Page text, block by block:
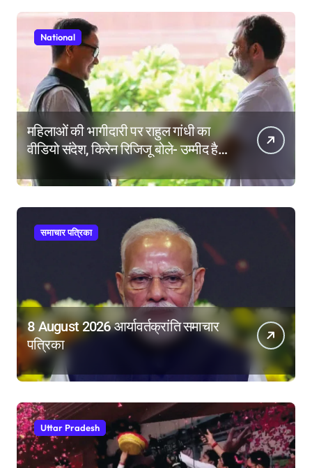
National
महिलाओं की भागीदारी पर राहुल गांधी का
वीडियो संदेश, किरेन रिजिजू बोले- उम्मीद है
महिला आरक्षण बिल का बिना शर्त करेंगे
समर्थन
समाचार पत्रिका
8 August 2026 आर्यावर्तक्रांति समाचार
पत्रिका
Uttar Pradesh